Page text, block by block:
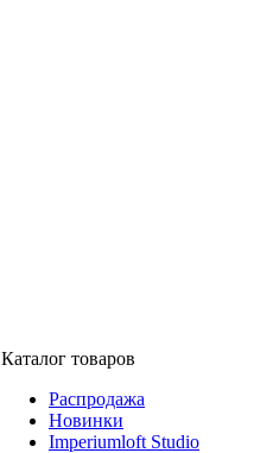
Каталог товаров
Распродажа
Новинки
Imperiumloft Studio